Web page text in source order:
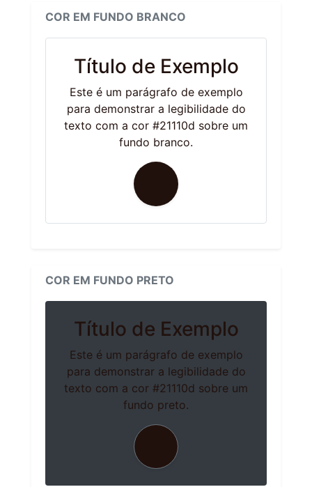
COR EM FUNDO BRANCO
Título de Exemplo
Este é um parágrafo de exemplo
para demonstrar a legibilidade do
texto com a cor #21110d sobre um
fundo branco.
COR EM FUNDO PRETO
Título de Exemplo
Este é um parágrafo de exemplo
para demonstrar a legibilidade do
texto com a cor #21110d sobre um
fundo preto.